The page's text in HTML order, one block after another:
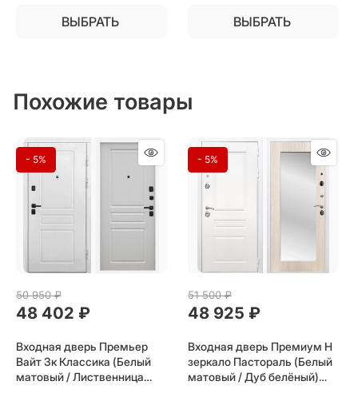
ВЫБРАТЬ ВЫБРАТЬ
Похожие товары
- 5%
50 950 ₽
48 402 ₽
Входная дверь Премьер
Вайт 3к Классика (Белый
матовый / Лиственница
- 5%
51 500 ₽
48 925 ₽
Входная дверь Премиум Н
зеркало Пастораль (Белый
матовый / Дуб белёный)